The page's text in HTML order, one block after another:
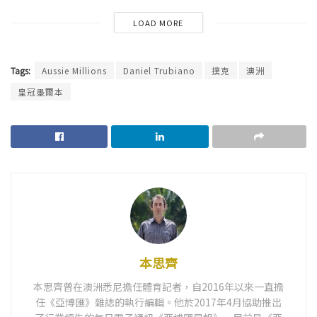
LOAD MORE
Tags: Aussie Millions Daniel Trubiano 撲克
澳洲
皇冠墨爾本
本思齊
本思齊曾在澳洲悉尼擔任體育記者，自2016年以來一直擔
任《亞博匯》雜誌的執行編輯。他於2017年4月協助推出